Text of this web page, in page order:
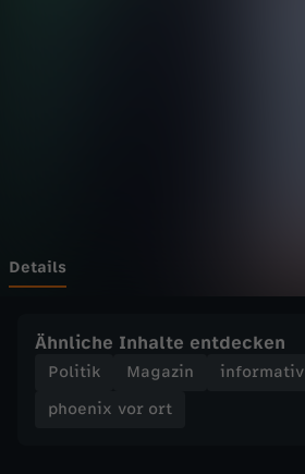
t
B
Details
Ähnliche Inhalte entdecken
Politik Magazin
informativ
phoenix vor ort